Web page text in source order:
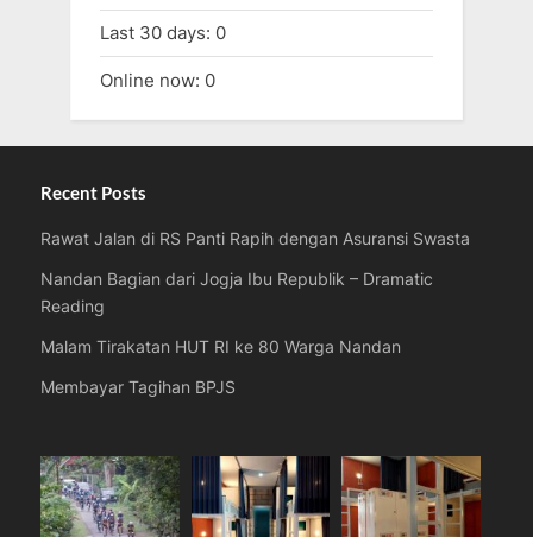
Last 30 days: 0
Online now: 0
Recent Posts
Rawat Jalan di RS Panti Rapih dengan Asuransi Swasta
Nandan Bagian dari Jogja Ibu Republik – Dramatic
Reading
Malam Tirakatan HUT RI ke 80 Warga Nandan
Membayar Tagihan BPJS